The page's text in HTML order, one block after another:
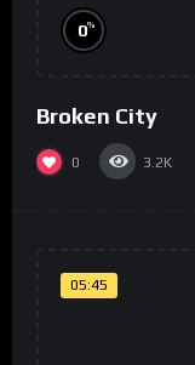
0%
Broken City
0 3.2K
05:45